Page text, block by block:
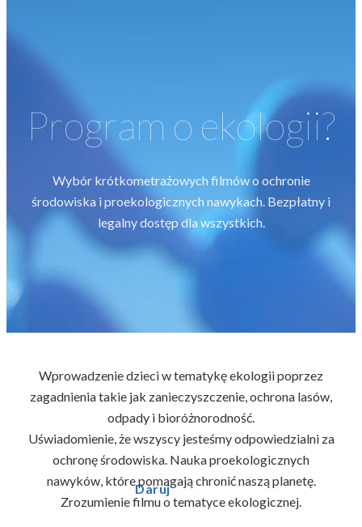
Daruj
Program o ekologii?
Wybór krótkometrażowych filmów o ochronie
środowiska i proekologicznych nawykach. Bezpłatny i
legalny dostęp dla wszystkich.
Wprowadzenie dzieci w tematykę ekologii poprzez
zagadnienia takie jak zanieczyszczenie, ochrona lasów,
odpady i bioróżnorodność.
Uświadomienie, że wszyscy jesteśmy odpowiedzialni za
ochronę środowiska. Nauka proekologicznych
nawyków, które pomagają chronić naszą planetę.
Zrozumienie filmu o tematyce ekologicznej.